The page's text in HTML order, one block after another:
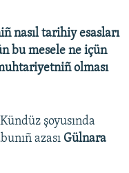
nasıl tarihiy esasları
bu mesele ne içün
olması
şoyusında
azası Gülnara